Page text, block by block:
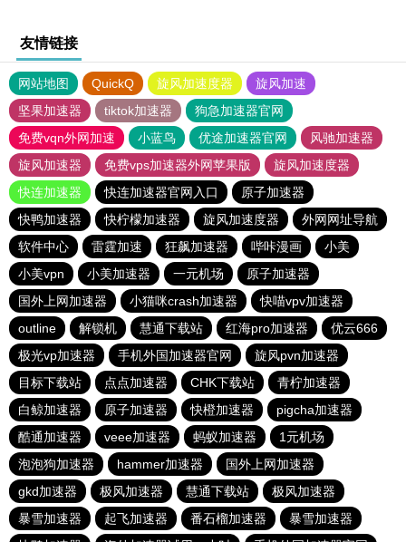
友情链接
网站地图 QuickQ 旋风加速度器
旋风加速
坚果加速器
tiktok加速器
狗急加速器官网
免费vqn外网加速
小蓝鸟 优途加速器官网
风驰加速器
旋风加速器
免费vps加速器外网苹果版
旋风加速度器
快连加速器
快连加速器官网入口
原子加速器
快鸭加速器
快柠檬加速器 旋风加速度器
外网网址导航
软件中心
雷霆加速 狂飙加速器 哔咔漫画
小美
小美vpn
小美加速器 一元机场
原子加速器
国外上网加速器
小猫咪crash加速器
快喵vpv加速器
outline
解锁机 慧通下载站 红海pro加速器
优云666
极光vp加速器
手机外国加速器官网
旋风pvn加速器
目标下载站
点点加速器 CHK下载站
青柠加速器
白鲸加速器
原子加速器 快橙加速器
pigcha加速器
酷通加速器
veee加速器 蚂蚁加速器
1元机场
泡泡狗加速器
hammer加速器
国外上网加速器
gkd加速器
极风加速器 慧通下载站
极风加速器
暴雪加速器
起飞加速器 番石榴加速器
暴雪加速器